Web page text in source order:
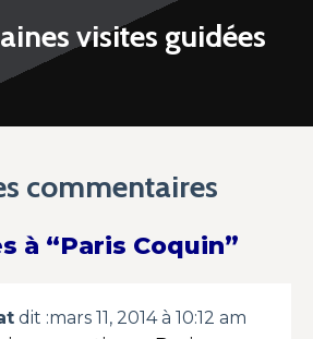
visites guidées
commentaires
à “Paris Coquin”
dit :mars 11, 2014 à 10:12 am